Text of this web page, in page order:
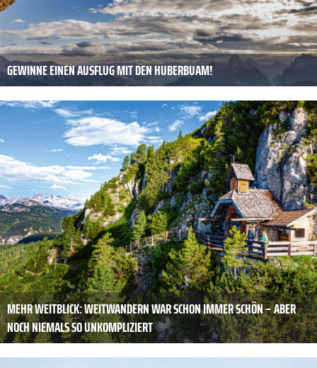
GEWINNE EINEN AUSFLUG MIT DEN HUBERBUAM!
MEHR WEITBLICK: WEITWANDERN WAR SCHON IMMER SCHÖN – ABER
NOCH NIEMALS SO UNKOMPLIZIERT